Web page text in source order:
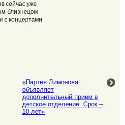
сейчас уже
близнецом
с концертами
«Партия Лимонова
объявляет
дополнительный прием в
детское отделение. Срок –
10 лет»